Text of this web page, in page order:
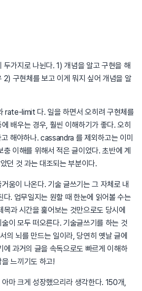
두가지로 나뉜다. 1) 개념을 알고 구현을 해
2) 구현체를 보고 이게 뭐지 싶어 개념을 알
rate-limit 다. 일을 하면서 오히려 구현체를
배우는 경우, 훨씬 이해하기가 좋다. 오히
해야하나. cassandra 를 제외하고는 이미
이해를 위해서 적은 글이었다. 초반에 계
던 것 과는 대조되는 부분이다.
움이 나온다. 기술 글쓰기는 그 자체로 내
다. 업무일지는 원할 때 한눈에 읽어볼 수는
과 시간을 훑어보는 것만으로도 당시에
이 모두 떠오른다. 기술글쓰기를 하는 것
의 뇌를 만드는 일이라, 당연히 옛날 글에
에 과거의 글을 속독으로도 빠르게 이해하
느끼기도 하고!
마 크게 성장했으리라 생각한다. 150개,